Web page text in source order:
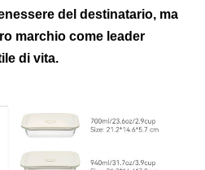
del destinatario, ma
marchio come leader
di vita.